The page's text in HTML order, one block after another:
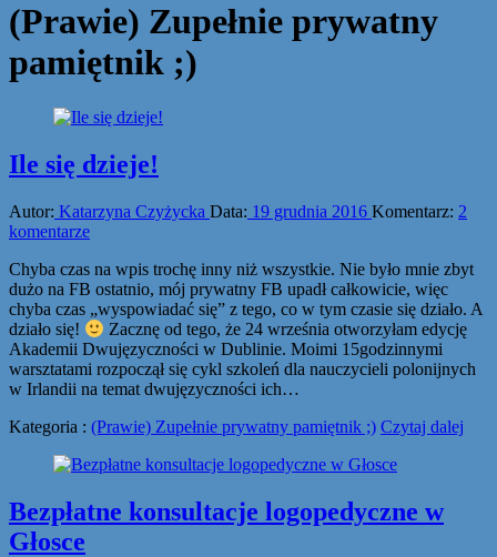
(Prawie) Zupełnie prywatny
pamiętnik ;)
Ile się dzieje!
Autor: Katarzyna Czyżycka Data: 19 grudnia 2016 Komentarz: 2
komentarze
Chyba czas na wpis trochę inny niż wszystkie. Nie było mnie zbyt
dużo na FB ostatnio, mój prywatny FB upadł całkowicie, więc
chyba czas „wyspowiadać się” z tego, co w tym czasie się działo. A
działo się!
Zacznę od tego, że 24 września otworzyłam edycję
Akademii Dwujęzyczności w Dublinie. Moimi 15godzinnymi
warsztatami rozpoczął się cykl szkoleń dla nauczycieli polonijnych
w Irlandii na temat dwujęzyczności ich…
Kategoria : (Prawie) Zupełnie prywatny pamiętnik ;) Czytaj dalej
Bezpłatne konsultacje logopedyczne w
Głosce